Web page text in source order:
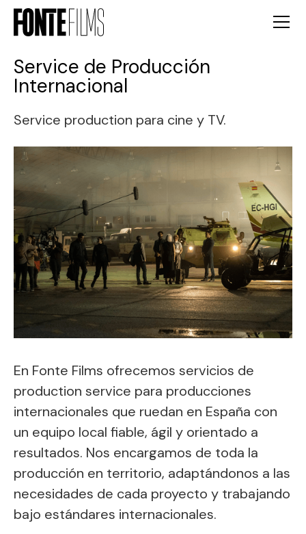
Service de Producción
Internacional
Service production para cine y TV.
En Fonte Films ofrecemos servicios de
production service para producciones
internacionales que ruedan en España con
un equipo local fiable, ágil y orientado a
resultados. Nos encargamos de toda la
producción en territorio, adaptándonos a las
necesidades de cada proyecto y trabajando
bajo estándares internacionales.